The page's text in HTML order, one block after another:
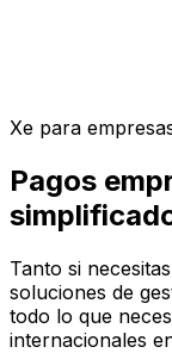
Xe para
Pagos
Tanto si
soluciones de
todo lo que
internacionales